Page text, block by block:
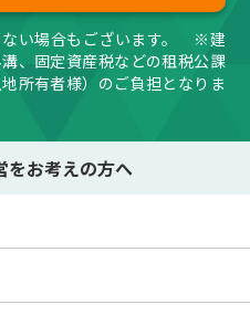
ない場合もございます。 ※建
、固定資産税などの租税公課
所有者様）のご負担となりま
をお考えの方へ